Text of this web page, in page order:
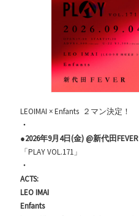
LEOIMAI × Enfants ２マン決定！
・
●2026年9月4日(金) @新代田FEVER
「PLAY VOL.171」
・
ACTS:
LEO IMAI
Enfants